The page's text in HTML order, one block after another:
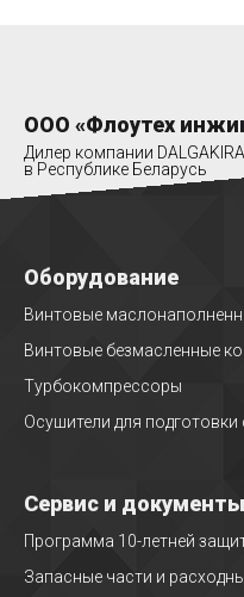
ООО «Флоутех
Дилер компании
в Республике Беларусь
Оборудование
Винтовые
Винтовые безмасленные
Турбокомпрессоры
Осушители для подготовки
Сервис и документы
Программа 10-летней
Запасные части и